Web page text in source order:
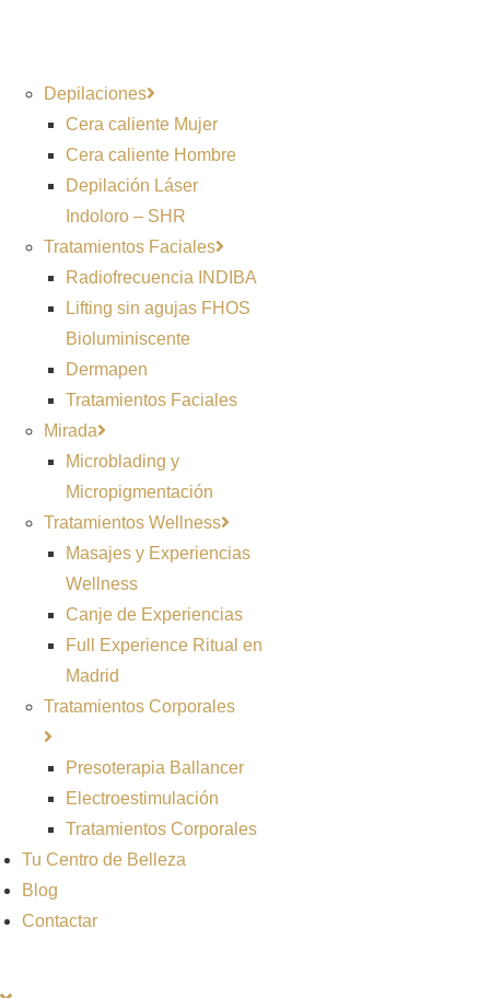
Depilaciones
Cera caliente Mujer
Cera caliente Hombre
Depilación Láser
Indoloro – SHR
Tratamientos Faciales
Radiofrecuencia INDIBA
Lifting sin agujas FHOS
Bioluminiscente
Dermapen
Tratamientos Faciales
Mirada
Microblading y
Micropigmentación
Tratamientos Wellness
Masajes y Experiencias
Wellness
Canje de Experiencias
Full Experience Ritual en
Madrid
Tratamientos Corporales
Presoterapia Ballancer
Electroestimulación
Tratamientos Corporales
Tu Centro de Belleza
Blog
Contactar